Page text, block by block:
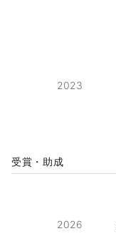
2023
受賞・助成
2026